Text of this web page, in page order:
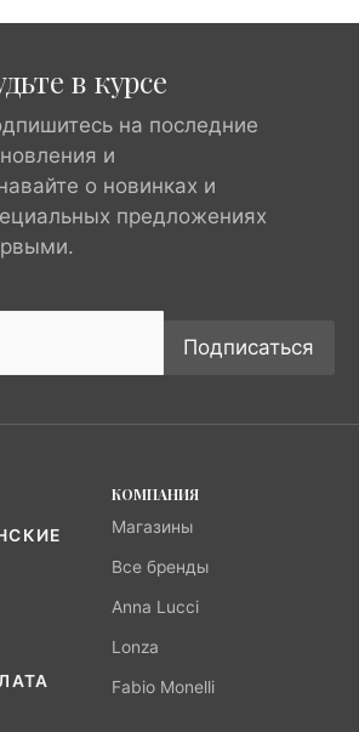
в курсе
на последние
и
о новинках и
предложениях
Подписаться
КОМПАНИЯ
Магазины
Все бренды
Anna Lucci
Lonza
Fabio Monelli